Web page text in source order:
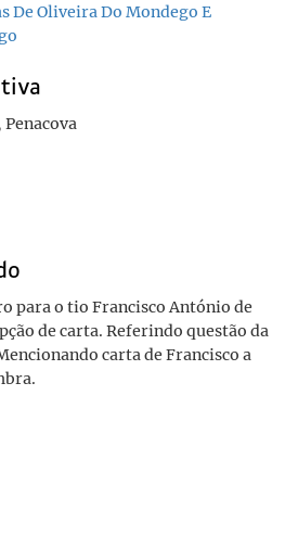
De Oliveira Do Mondego E
para o tio Francisco António de
de carta. Referindo questão da
carta de Francisco a